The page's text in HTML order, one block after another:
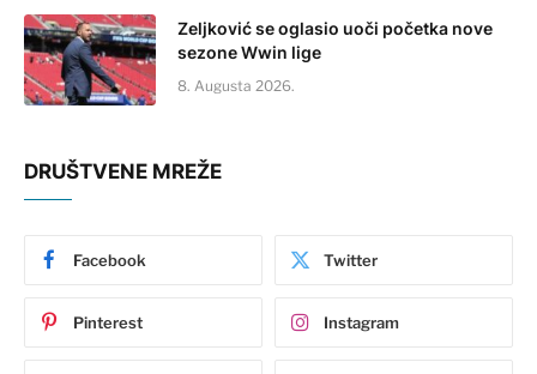
Zeljković se oglasio uoči početka nove
sezone Wwin lige
8. Augusta 2026.
DRUŠTVENE MREŽE
Facebook Twitter
Pinterest Instagram